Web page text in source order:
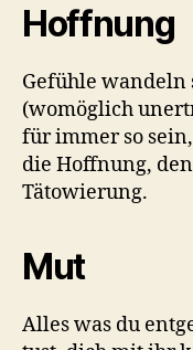
Hoffnung
Gefühle wandeln
(womöglich
für immer so
die Hoffnung,
Tätowierung.
Mut
Alles was du